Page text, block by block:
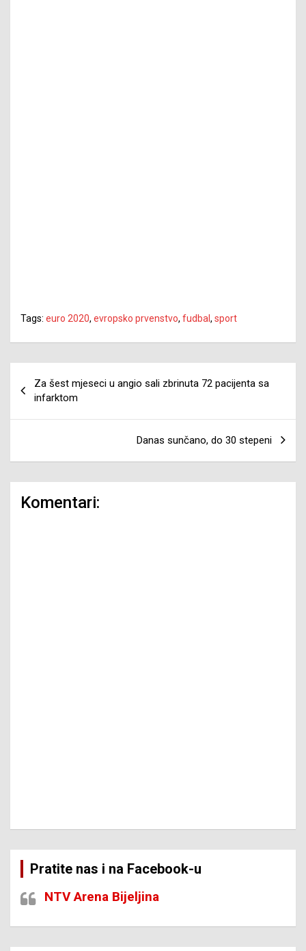
Tags: euro 2020, evropsko prvenstvo, fudbal , sport
članaka
Za šest mjeseci u angio sali zbrinuta 72 pacijenta sa
infarktom
Danas sunčano, do 30 stepeni
Komentari:
Pratite nas i na Facebook-u
NTV Arena Bijeljina